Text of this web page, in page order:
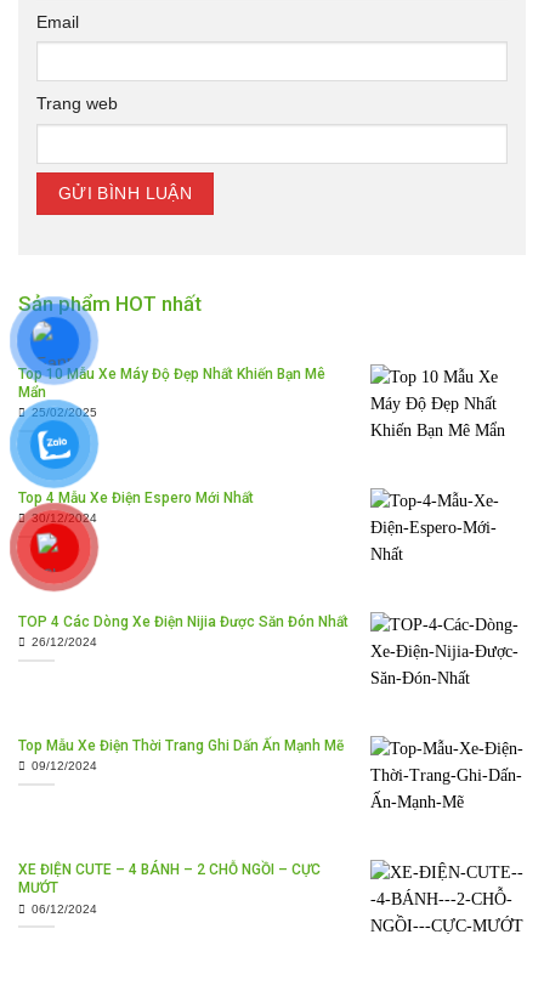
Email
Trang web
Sản phẩm HOT nhất
Top 10 Mẫu Xe Máy Độ Đẹp Nhất Khiến Bạn Mê
Mẩn
25/02/2025
Top 4 Mẫu Xe Điện Espero Mới Nhất
30/12/2024
TOP 4 Các Dòng Xe Điện Nijia Được Săn Đón Nhất
26/12/2024
Top Mẫu Xe Điện Thời Trang Ghi Dấn Ấn Mạnh Mẽ
09/12/2024
XE ĐIỆN CUTE – 4 BÁNH – 2 CHỖ NGỒI – CỰC
MƯỚT
06/12/2024